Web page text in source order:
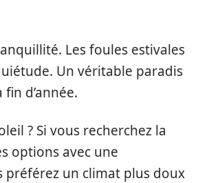
Les foules estivales
Un véritable paradis
d’année.
? Si vous recherchez la
options avec une
préférez un climat plus doux